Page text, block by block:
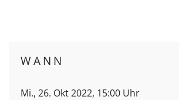
WANN
Mi., 26. Okt 2022, 15:00 Uhr